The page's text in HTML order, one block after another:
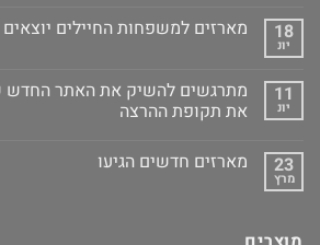
18
יונ
מארזים למשפחות החיילים
11
יונ
מתרגשים להשיק את האתר החדש
את תקופת ההרצה
23
מרץ
מארזים חדשים הגיעו